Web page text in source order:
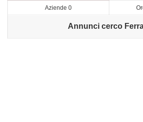
Aziende 0
Annunci cerco